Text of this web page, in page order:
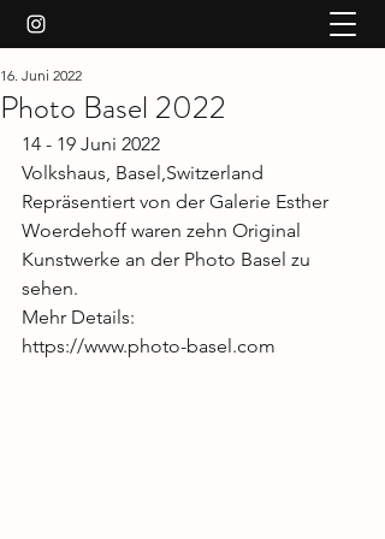
Photo Basel 2022
16. Juni 2022
14 - 19 Juni 2022
Volkshaus, Basel,Switzerland
Repräsentiert von der Galerie Esther
Woerdehoff waren zehn Original
Kunstwerke an der Photo Basel zu
sehen.
Mehr Details:
https://www.photo-basel.com